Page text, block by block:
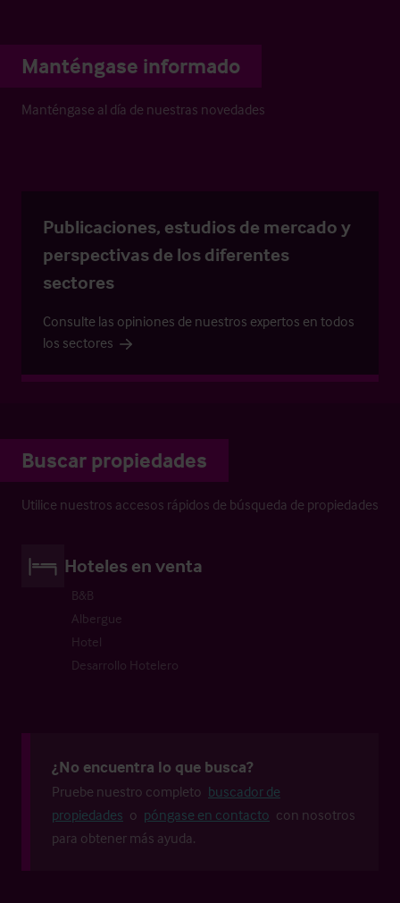
Manténgase informado
Manténgase al día de nuestras novedades
Publicaciones, estudios de mercado y
perspectivas de los diferentes
sectores
Consulte las opiniones de nuestros expertos en todos
los sectores
Buscar propiedades
Utilice nuestros accesos rápidos de búsqueda de propiedades
Hoteles en venta
B&B
Albergue
Hotel
Desarrollo Hotelero
¿No encuentra lo que busca?
Pruebe nuestro completo buscador de
propiedades o póngase en contacto con nosotros
para obtener más ayuda.